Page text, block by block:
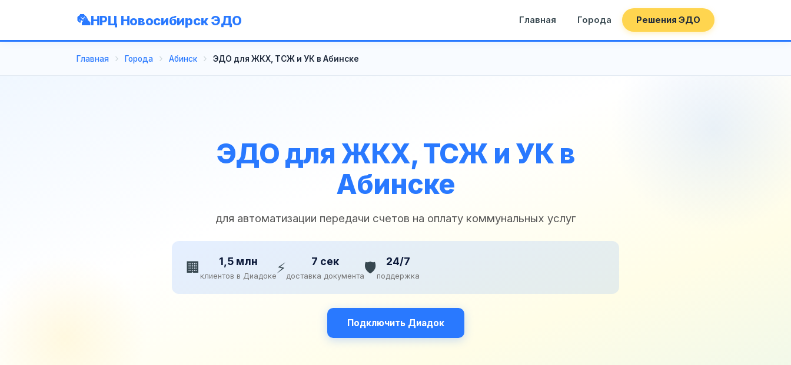
НРЦ Новосибирск ЭДО Главная Города Решения ЭДО
Главная Города Абинск ЭДО для ЖКХ, ТСЖ и УК в Абинске
ЭДО для ЖКХ, ТСЖ и УК в
Абинске
для автоматизации передачи счетов на оплату коммунальных услуг
🏢 1,5 млн
клиентов в Диадоке ⚡ 7 сек
доставка документа🛡️ 24/7
поддержка
Подключить Диадок